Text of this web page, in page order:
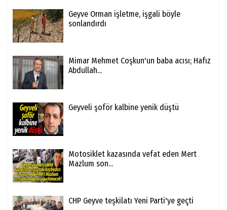
Geyve Orman işletme, işgali böyle
sonlandırdı
Mimar Mehmet Coşkun'un baba acısı; Hafız
Abdullah...
Geyveli şoför kalbine yenik düştü
Motosiklet kazasında vefat eden Mert
Mazlum son...
CHP Geyve teşkilatı Yeni Parti'ye geçti